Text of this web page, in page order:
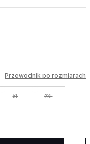
Przewodnik po rozmiarach
XL 2XL